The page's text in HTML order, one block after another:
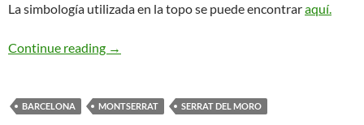
La simbología utilizada en la topo se puede encontraraquí.
Continue reading Mas-Brullet. Serrat Del Moro
→
BARCELONA MONTSERRAT SERRAT DEL MORO